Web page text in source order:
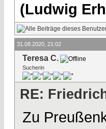
(Ludwig
31.08.2020, 21:02
Teresa C.
Sucherin
RE:
Zu